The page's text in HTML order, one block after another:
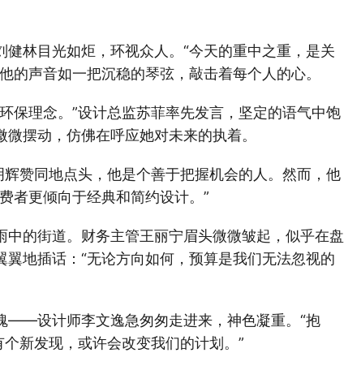
林目光如炬，环视众人。“今天的重中之重，是关
的声音如一把沉稳的琴弦，敲击着每个人的心。
保理念。”设计总监苏菲率先发言，坚定的语气中饱
摆动，仿佛在呼应她对未来的执着。
赞同地点头，他是个善于把握机会的人。然而，他
者更倾向于经典和简约设计。”
的街道。财务主管王丽宁眉头微微皱起，似乎在盘
地插话：“无论方向如何，预算是我们无法忽视的
——设计师李文逸急匆匆走进来，神色凝重。“抱
新发现，或许会改变我们的计划。”